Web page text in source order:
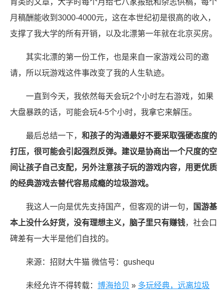
育类的文章，大学时每个月给七八家报纸和杂志供稿，每个
月稿酬能收到3000-4000元，这在本世纪初是很高的收入，
支撑了我大学的所有开销，以及北漂第一年就在北京买房。
其实北漂的第一份工作，也是来自一家游戏公司的邀
请，所以玩游戏这件事改变了我的人生轨迹。
一直到今天，我依然每天会玩2个小时左右游戏，如果
大盘暴跌的话，可能会玩4-5个小时，我拿它来解压。
最后总结一下， 和孩子的沟通最好不要采取强硬态度的
打压，很可能会引起强烈反弹。建议是协商出一个尺度的空
间让孩子自己支配，另外注意孩子玩的游戏内容，用更优质
的经典游戏去替代容易成瘾的垃圾游戏。
我这人一向是优先支持国产，但客观的讲一句，
国游基
本上没什么好货，没有理想主义，脑子里只有赚钱，社会口
碑差有一大半是他们自找的。
来源：招财大牛猫 微信号：gushequ
未经允许不得转载： 博海拾贝 » 多玩经典，远离垃圾